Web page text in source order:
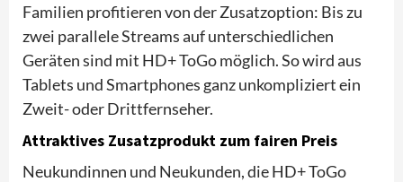
Familien profitieren von der Zusatzoption: Bis zu
zwei parallele Streams auf unterschiedlichen
Geräten sind mit HD+ ToGo möglich. So wird aus
Tablets und Smartphones ganz unkompliziert ein
Zweit- oder Drittfernseher.
Attraktives Zusatzprodukt zum fairen Preis
Neukundinnen und Neukunden, die HD+ ToGo